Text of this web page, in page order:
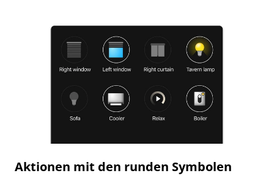
Aktionen mit den runden Symbolen